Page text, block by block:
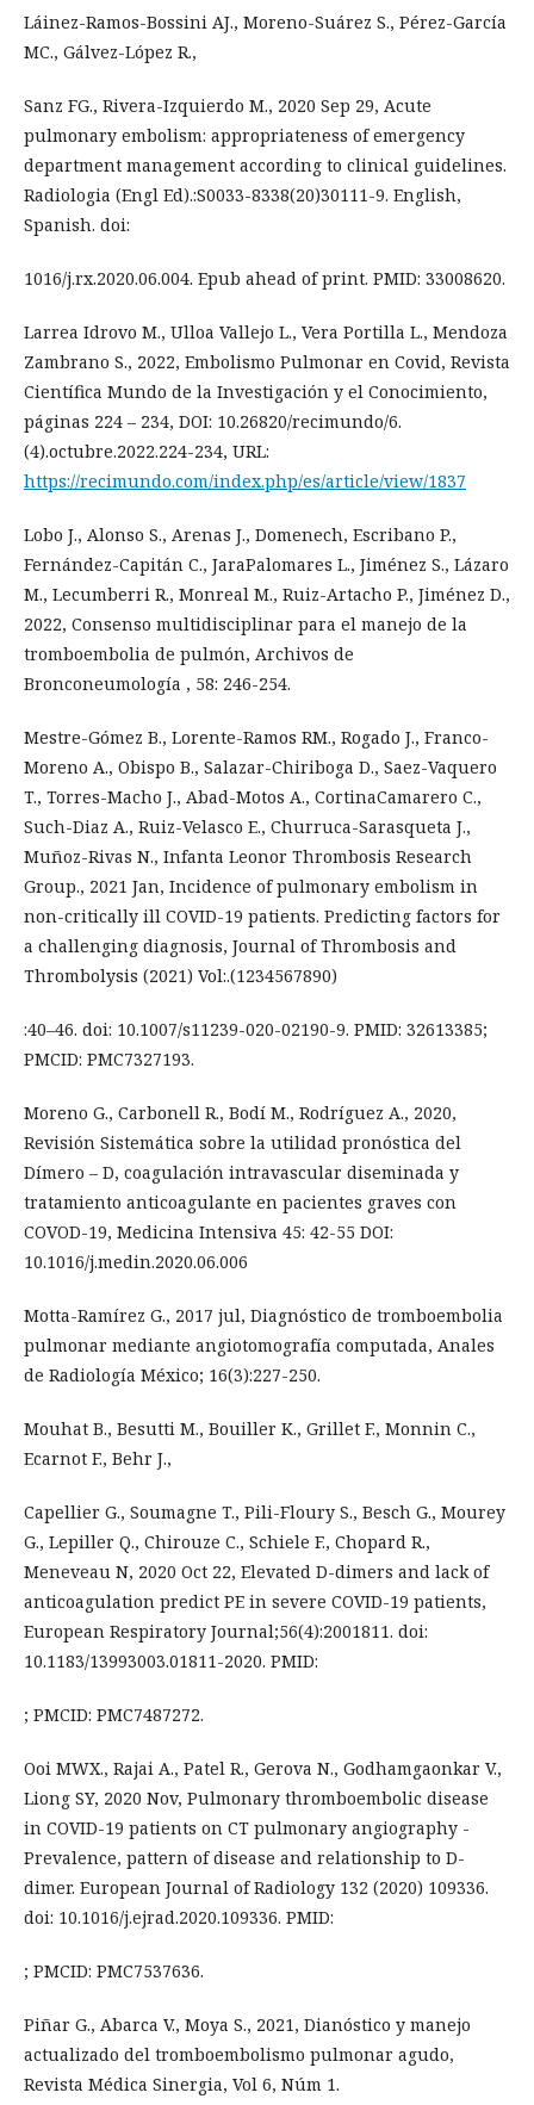
Láinez-Ramos-Bossini AJ., Moreno-Suárez S., Pérez-García
MC., Gálvez-López R.,
Sanz FG., Rivera-Izquierdo M., 2020 Sep 29, Acute
pulmonary embolism: appropriateness of emergency
department management according to clinical guidelines.
Radiologia (Engl Ed).:S0033-8338(20)30111-9. English,
Spanish. doi:
1016/j.rx.2020.06.004. Epub ahead of print. PMID: 33008620.
Larrea Idrovo M., Ulloa Vallejo L., Vera Portilla L., Mendoza
Zambrano S., 2022, Embolismo Pulmonar en Covid, Revista
Científica Mundo de la Investigación y el Conocimiento,
páginas 224 – 234, DOI: 10.26820/recimundo/6.
(4).octubre.2022.224-234, URL:
https://recimundo.com/index.php/es/article/view/1837
Lobo J., Alonso S., Arenas J., Domenech, Escribano P.,
Fernández-Capitán C., JaraPalomares L., Jiménez S., Lázaro
M., Lecumberri R., Monreal M., Ruiz-Artacho P., Jiménez D.,
2022, Consenso multidisciplinar para el manejo de la
tromboembolia de pulmón, Archivos de
Bronconeumología , 58: 246-254.
Mestre-Gómez B., Lorente-Ramos RM., Rogado J., Franco-
Moreno A., Obispo B., Salazar-Chiriboga D., Saez-Vaquero
T., Torres-Macho J., Abad-Motos A., CortinaCamarero C.,
Such-Diaz A., Ruiz-Velasco E., Churruca-Sarasqueta J.,
Muñoz-Rivas N., Infanta Leonor Thrombosis Research
Group., 2021 Jan, Incidence of pulmonary embolism in
non-critically ill COVID-19 patients. Predicting factors for
a challenging diagnosis, Journal of Thrombosis and
Thrombolysis (2021) Vol:.(1234567890)
:40–46. doi: 10.1007/s11239-020-02190-9. PMID: 32613385;
PMCID: PMC7327193.
Moreno G., Carbonell R., Bodí M., Rodríguez A., 2020,
Revisión Sistemática sobre la utilidad pronóstica del
Dímero – D, coagulación intravascular diseminada y
tratamiento anticoagulante en pacientes graves con
COVOD-19, Medicina Intensiva 45: 42-55 DOI:
10.1016/j.medin.2020.06.006
Motta-Ramírez G., 2017 jul, Diagnóstico de tromboembolia
pulmonar mediante angiotomografía computada, Anales
de Radiología México; 16(3):227-250.
Mouhat B., Besutti M., Bouiller K., Grillet F., Monnin C.,
Ecarnot F., Behr J.,
Capellier G., Soumagne T., Pili-Floury S., Besch G., Mourey
G., Lepiller Q., Chirouze C., Schiele F., Chopard R.,
Meneveau N, 2020 Oct 22, Elevated D-dimers and lack of
anticoagulation predict PE in severe COVID-19 patients,
European Respiratory Journal;56(4):2001811. doi:
10.1183/13993003.01811-2020. PMID:
; PMCID: PMC7487272.
Ooi MWX., Rajai A., Patel R., Gerova N., Godhamgaonkar V.,
Liong SY, 2020 Nov, Pulmonary thromboembolic disease
in COVID-19 patients on CT pulmonary angiography -
Prevalence, pattern of disease and relationship to D-
dimer. European Journal of Radiology 132 (2020) 109336.
doi: 10.1016/j.ejrad.2020.109336. PMID:
; PMCID: PMC7537636.
Piñar G., Abarca V., Moya S., 2021, Dianóstico y manejo
actualizado del tromboembolismo pulmonar agudo,
Revista Médica Sinergia, Vol 6, Núm 1.